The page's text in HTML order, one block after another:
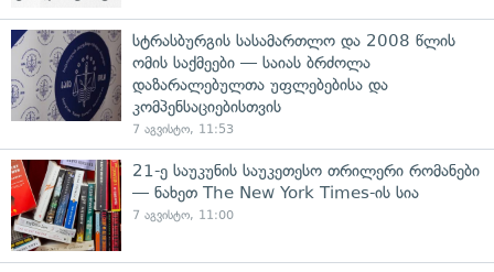
სტრასბურგის სასამართლო და 2008 წლის
ომის საქმეები — საიას ბრძოლა
დაზარალებულთა უფლებებისა და
კომპენსაციებისთვის
7 აგვისტო, 11:53
21-ე საუკუნის საუკეთესო თრილერი რომანები
— ნახეთ The New York Times-ის სია
7 აგვისტო, 11:00